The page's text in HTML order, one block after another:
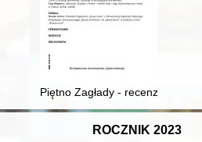
modlitw codziennych z rękopisu
Piętno Zagłady - recenzja]
ROCZNIK 2023